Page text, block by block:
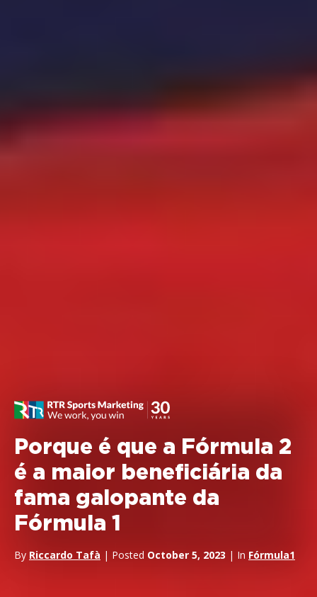
Porque é que a Fórmula 2
é a maior beneficiária da
fama galopante da
Fórmula 1
By Riccardo Tafà | Posted October 5, 2023 | In Fórmula1